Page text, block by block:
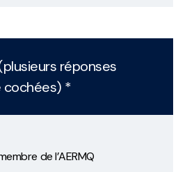
réponses
*
de l’AERMQ